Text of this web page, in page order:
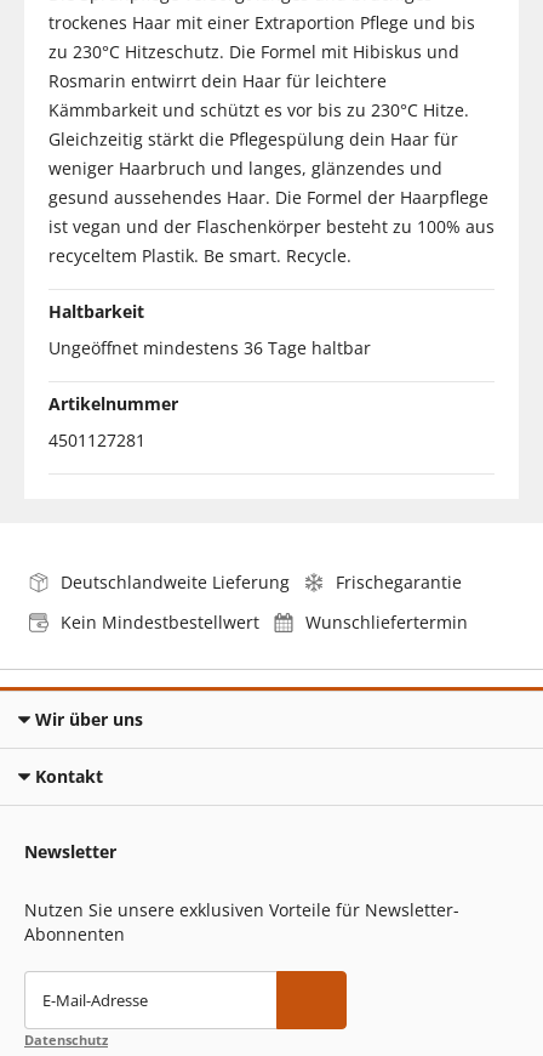
trockenes Haar mit einer Extraportion Pflege und bis
zu 230°C Hitzeschutz. Die Formel mit Hibiskus und
Rosmarin entwirrt dein Haar für leichtere
Kämmbarkeit und schützt es vor bis zu 230°C Hitze.
Gleichzeitig stärkt die Pflegespülung dein Haar für
weniger Haarbruch und langes, glänzendes und
gesund aussehendes Haar. Die Formel der Haarpflege
ist vegan und der Flaschenkörper besteht zu 100% aus
recyceltem Plastik. Be smart. Recycle.
Haltbarkeit
Ungeöffnet mindestens 36 Tage haltbar
Artikelnummer
4501127281
Deutschlandweite Lieferung
Frischegarantie
Kein Mindestbestellwert
Wunschliefertermin
Wir über uns
Kontakt
Newsletter
Nutzen Sie unsere exklusiven Vorteile für Newsletter-
Abonnenten
E-Mail-Adresse
Datenschutz